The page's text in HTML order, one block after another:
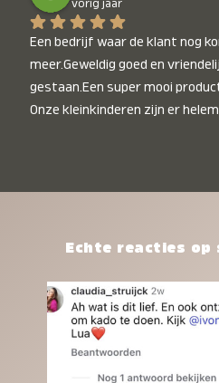
vorig jaar
Een bedrijf waar de klant nog
meer.Geweldig goed en
gestaan.Een super mooi
Onze kleinkinderen zijn er
het waard.Echte reacties op